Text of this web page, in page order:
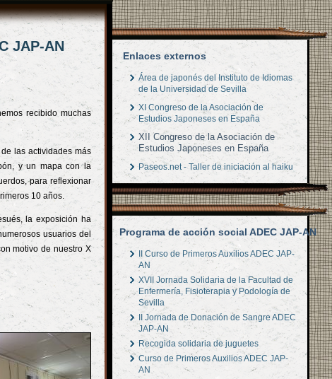
JAP-AN
recibido muchas
las actividades más
y un mapa con la
para reflexionar
10 años.
la exposición ha
usuarios del
motivo de nuestro X
Enlaces externos
Área de japonés del Instituto de Idiomas
de la Universidad de Sevilla
XI Congreso de la Asociación de
Estudios Japoneses en España
XII Congreso de la Asociación de
Estudios Japoneses en España
Paseos.net - Taller de iniciación al haiku
Programa de acción social ADEC JAP-AN
II Curso de Primeros Auxilios ADEC JAP-
AN
XVII Jornada Solidaria de la Facultad de
Enfermería, Fisioterapia y Podología de
Sevilla
II Jornada de Donación de Sangre ADEC
JAP-AN
Recogida solidaria de juguetes
Curso de Primeros Auxilios ADEC JAP-
AN